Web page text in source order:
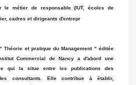
le métier de responsable (IUT, écoles de
cadres et dirigeants d'entrepr
Théorie et pratique du Management " éditée
Commercial de Nancy a d'abord une
qui la situe entre les publications des
consultants. Elle contribue à établir,